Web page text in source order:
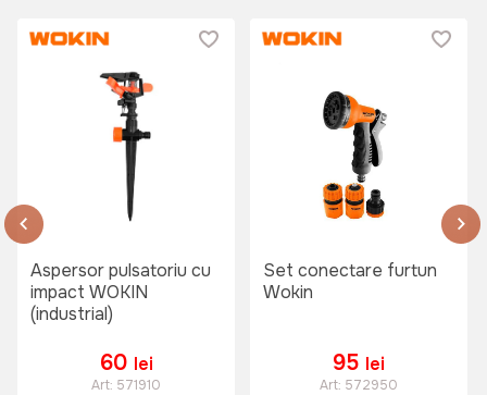
Aspersor pulsatoriu cu
impact WOKIN
(industrial)
60 lei
Art: 571910
Set conectare furtun
Wokin
95 lei
Art: 572950